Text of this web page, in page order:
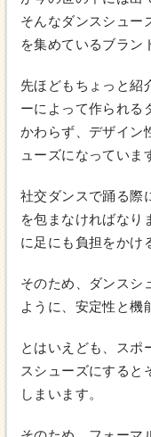
そんなダンスシュー
を集めているブラン
先ほどもちょっと紹
ーによって作られる
かわらず、デザイン
ューズになっていま
社交ダンスで踊る際
を包まなければなり
に足にも負担をかけ
そのため、ダンスシ
ように、安定性と機
とはいえども、スポ
スシューズにすると
しまいます。